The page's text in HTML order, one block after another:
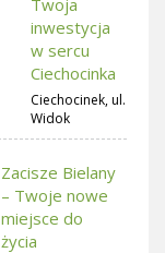
inwestycja
w sercu
Ciechocinka
Ciechocinek, ul.
Widok
Zacisze Bielany
– Twoje nowe
miejsce do
życia